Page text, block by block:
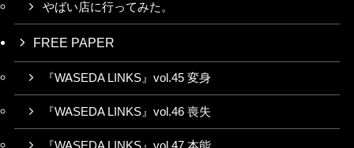
やばい店に行ってみた。
FREE PAPER
『WASEDA LINKS』vol.45 変身
『WASEDA LINKS』vol.46 喪失